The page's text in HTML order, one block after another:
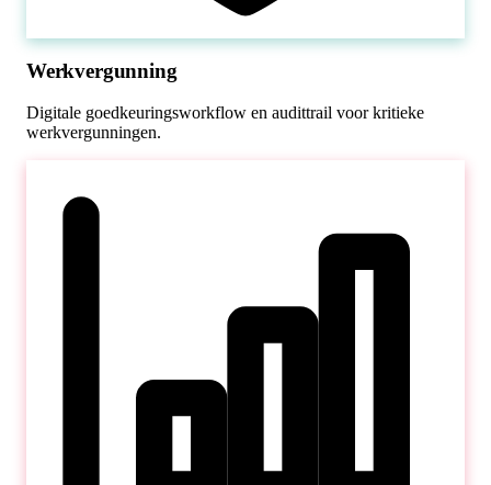
Werkvergunning
Digitale goedkeuringsworkflow en audittrail voor kritieke
werkvergunningen.